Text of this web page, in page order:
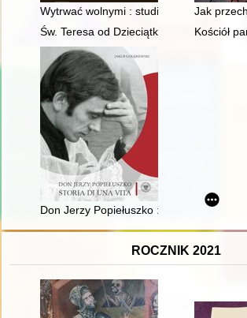
Wytrwać wolnymi : studia z dziejów
Jak
Św. Teresa od Dzieciątka JezusKościół
Don Jerzy Popiełuszko : storia di una vita
ROCZNIK 2021